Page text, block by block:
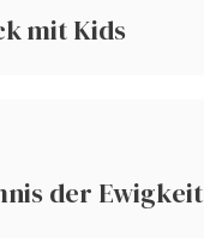
mit Kids
der Ewigkeit